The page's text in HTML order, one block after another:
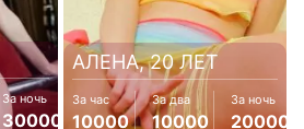
За ночь
30000
АЛЕНА, 20 ЛЕТ
За час
10000
За два
10000
За ночь
20000